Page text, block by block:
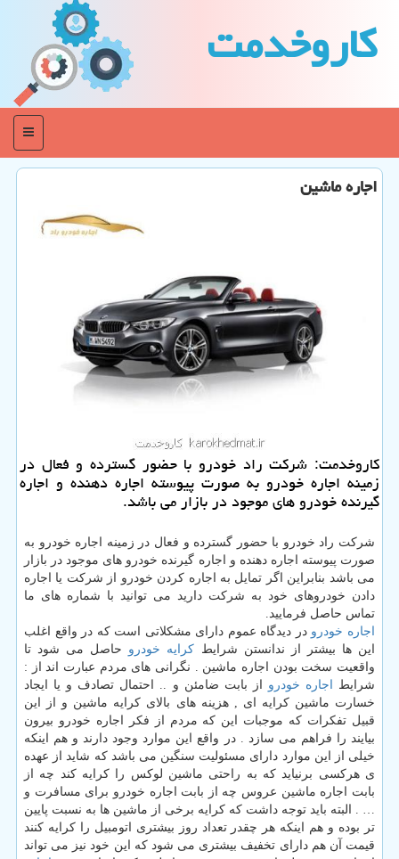
كاروخدمت
منو
اجاره ماشین
كاروخدمت: شركت راد خودرو با حضور گسترده و فعال در
زمینه اجاره خودرو به صورت پیوسته اجاره دهنده و اجاره
گیرنده خودرو های موجود در بازار می باشد.
شرکت راد خودرو با حضور گسترده و فعال در زمینه اجاره خودرو به
صورت پیوسته اجاره دهنده و اجاره گیرنده خودرو های موجود در بازار
می باشد بنابراین اگر تمایل به اجاره کردن خودرو از شرکت یا اجاره
دادن خودروهای خود به شرکت دارید می توانید با شماره های ما
تماس حاصل فرمایید.
اجاره خودرو در دیدگاه عموم دارای مشکلاتی است که در واقع اغلب
این ها بیشتر از ندانستن شرایط کرایه خودرو حاصل می شود تا
واقعیت سخت بودن اجاره ماشین . نگرانی های مردم عبارت اند از :
شرایط اجاره خودرو از بابت ضامئن و .. احتمال تصادف و یا ایجاد
خسارت ماشین کرایه ای , هزینه های بالای کرایه ماشین و از این
قبیل تفکرات که موجبات این که مردم از فکر اجاره خودرو بیرون
بیایند را فراهم می سازد . در واقع این موارد وجود دارند و هم اینکه
خیلی از این موارد دارای مسئولیت سنگین می باشد که شاید از عهده
ی هرکسی برنیاید که به راحتی ماشین لوکس را کرایه کند چه از
بابت اجاره ماشین عروس چه از بابت اجاره خودرو برای مسافرت و
… . البته باید توجه داشت که کرایه برخی از ماشین ها به نسبت پایین
تر بوده و هم اینکه هر چقدر تعداد روز بیشتری اتومبیل را کرایه کنند
قیمت آن هم دارای تخفیف بیشتری می شود که این خود نیز می تواند